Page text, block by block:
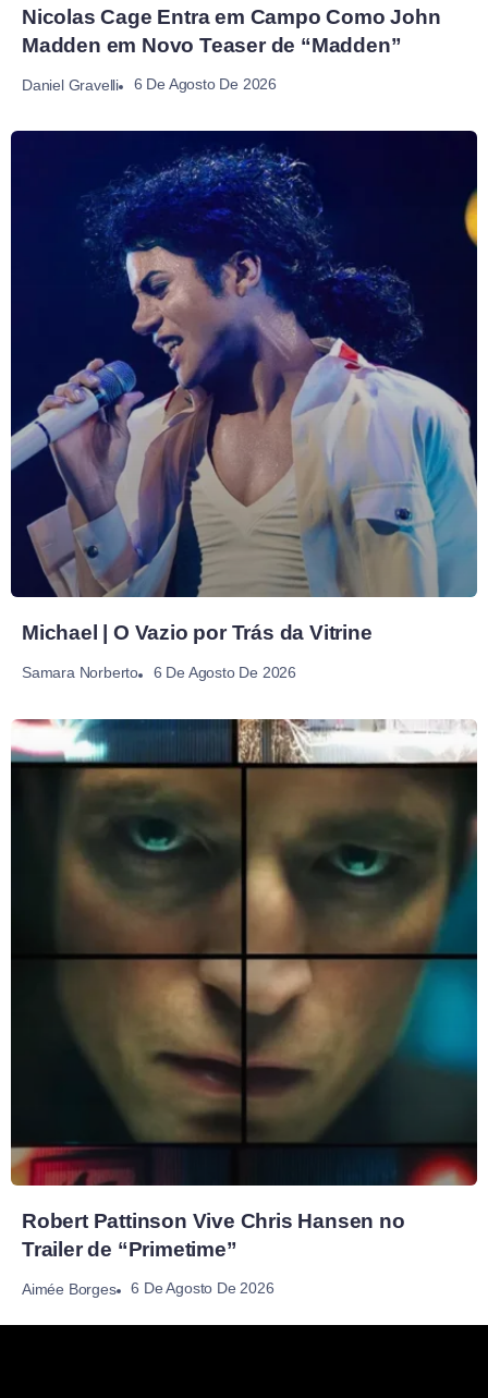
Nicolas Cage Entra em Campo Como John
Madden em Novo Teaser de “Madden”
Daniel Gravelli 6 De Agosto De 2026
Michael | O Vazio por Trás da Vitrine
Samara Norberto 6 De Agosto De 2026
Robert Pattinson Vive Chris Hansen no
Trailer de “Primetime”
Aimée Borges 6 De Agosto De 2026